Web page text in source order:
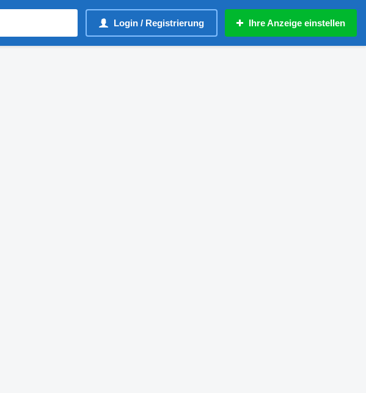
Login / Registrierung Ihre Anzeige einstellen